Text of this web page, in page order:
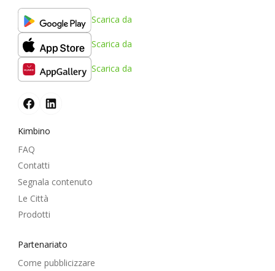
Scarica da
Scarica da
Scarica da
Kimbino
FAQ
Contatti
Segnala contenuto
Le Città
Prodotti
Partenariato
Come pubblicizzare